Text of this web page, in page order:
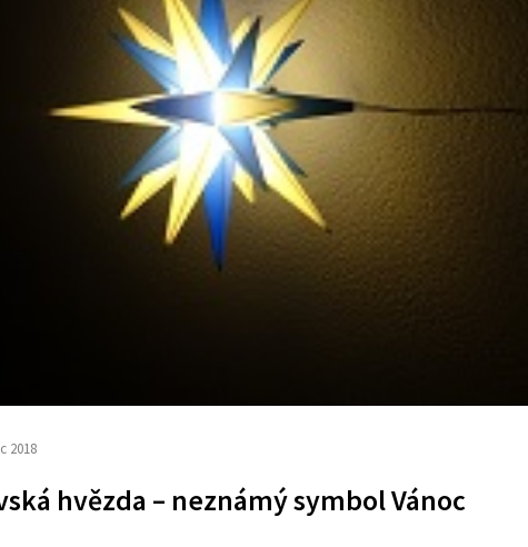
2018
hvězda – neznámý symbol Vánoc